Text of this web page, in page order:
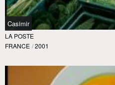
Casimir
LA POSTE
FRANCE / 2001